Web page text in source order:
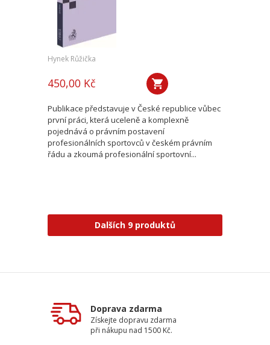
Hynek Růžička
450,00 Kč
Publikace představuje v České republice vůbec
první práci, která uceleně a komplexně
pojednává o právním postavení
profesionálních sportovců v českém právním
řádu a zkoumá profesionální sportovní...
Dalších 9 produktů
Doprava zdarma
Získejte dopravu zdarma
při nákupu nad 1500 Kč.